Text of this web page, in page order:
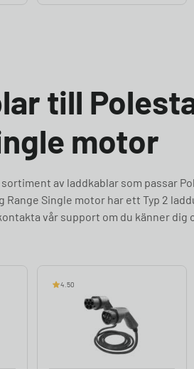
till
motor
av laddkablar som passar
Range Single motor har ett Typ 2
vår support om du känner dig
4.50